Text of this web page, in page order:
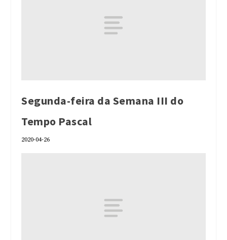
Segunda-feira da Semana III do
Tempo Pascal
2020-04-26